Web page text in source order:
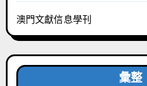
澳門文獻信息學刊
彙整